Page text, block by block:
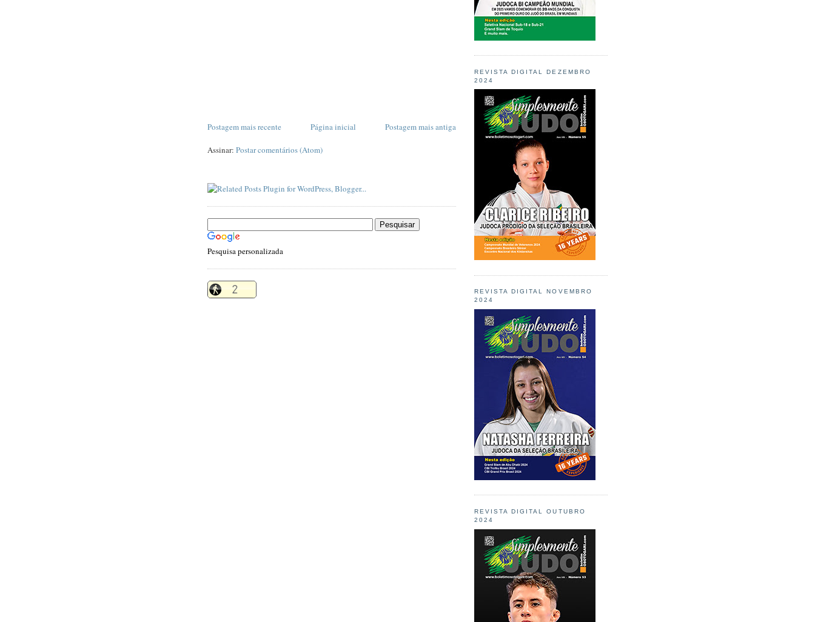
Postagem mais recente Postagem mais antiga
Página inicial
Assinar: Postar comentários (Atom)
Pesquisa personalizada
REVISTA DIGITAL DEZEMBRO
2024
REVISTA DIGITAL NOVEMBRO
2024
REVISTA DIGITAL OUTUBRO
2024